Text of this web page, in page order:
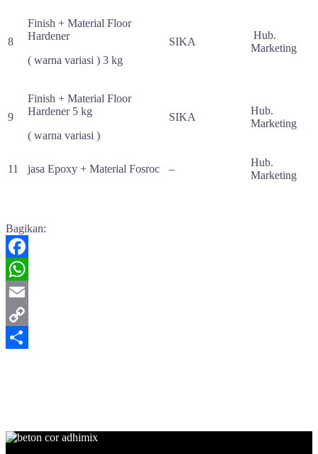
8
Finish + Material Floor
Hardener
( warna variasi ) 3 kg
SIKA
Hub.
Marketing
9
Finish + Material Floor
Hardener 5 kg
( warna variasi )
SIKA
Hub.
Marketing
11 jasa Epoxy + Material Fosroc –
Hub.
Marketing
Bagikan:
Facebook
WhatsApp
Email
Copy